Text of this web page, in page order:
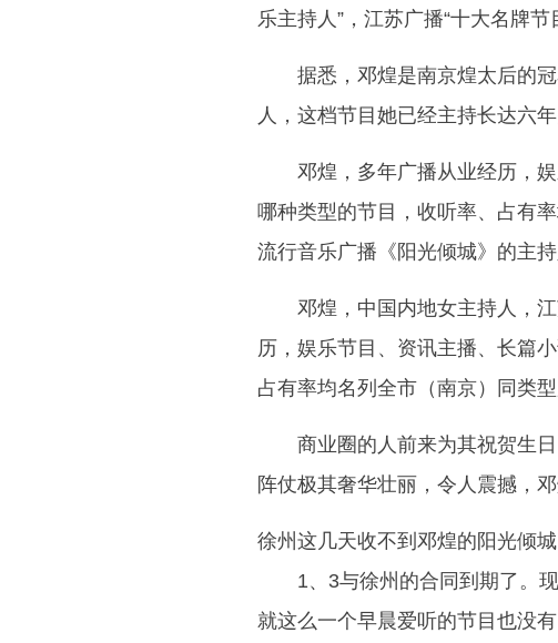
乐主持人”，江苏广播“十大名牌节
据悉，邓煌是南京煌太后的
人，这档节目她已经主持长达六年
邓煌，多年广播从业经历，
哪种类型的节目，收听率、占有
流行音乐广播《阳光倾城》的主持
邓煌，中国内地女主持人，
历，娱乐节目、资讯主播、长篇
占有率均名列全市（南京）同类型
商业圈的人前来为其祝贺生
阵仗极其奢华壮丽，令人震撼，
徐州这几天收不到邓煌的阳光倾
1、3与徐州的合同到期了。
就这么一个早晨爱听的节目也没有